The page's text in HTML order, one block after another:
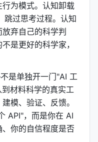
为模式。认知卸载
过思考过程。认知
弃自己的科学判
是更好的科学家，
是单独开一门"AI 工
材料科学的真实工
模、验证、反馈。
API"，而是你在 AI
你的自信程度是否